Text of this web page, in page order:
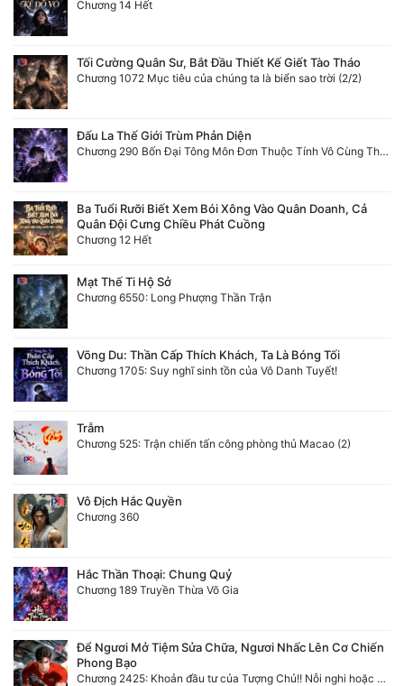
Chương 14 Hết
Tối Cường Quân Sư, Bắt Đầu Thiết Kế Giết Tào Tháo
Chương 1072 Mục tiêu của chúng ta là biển sao trời (2/2)
Đấu La Thế Giới Trùm Phản Diện
Chương 290 Bốn Đại Tông Môn Đơn Thuộc Tính Vô Cùng Thê Lương
Ba Tuổi Rưỡi Biết Xem Bói Xông Vào Quân Doanh, Cả
Quân Đội Cưng Chiều Phát Cuồng
Chương 12 Hết
Mạt Thế Ti Hộ Sở
Chương 6550: Long Phượng Thần Trận
Võng Du: Thần Cấp Thích Khách, Ta Là Bóng Tối
Chương 1705: Suy nghĩ sinh tồn của Vô Danh Tuyết!
Trẫm
Chương 525: Trận chiến tấn công phòng thủ Macao (2)
Vô Địch Hắc Quyền
Chương 360
Hắc Thần Thoại: Chung Quỷ
Chương 189 Truyền Thừa Võ Gia
Để Ngươi Mở Tiệm Sửa Chữa, Ngươi Nhấc Lên Cơ Chiến
Phong Bạo
Chương 2425: Khoản đầu tư của Tượng Chủ!! Nỗi nghi hoặc của Tô Bạch!